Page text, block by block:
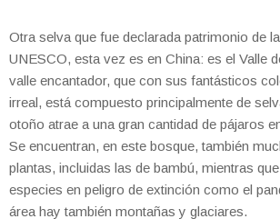
Otra selva que fue declarada patrimonio de
UNESCO, esta vez es en China: es el Valle
valle encantador, que con sus fantásticos
irreal, está compuesto principalmente de
otoño atrae a una gran cantidad de pájaros
Se encuentran, en este bosque, también
plantas, incluidas las de bambú, mientras
especies en peligro de extinción como el
área hay también montañas y glaciares.